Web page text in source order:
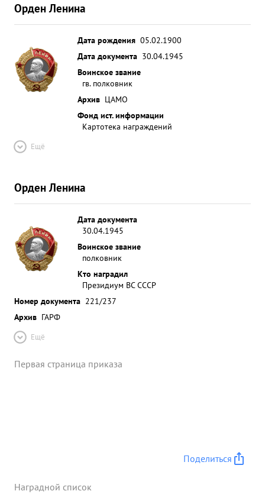
Орден Ленина
Дата рождения 05.02.1900
Дата документа 30.04.1945
Воинское звание
гв. полковник
Архив ЦАМО
Фонд ист. информации
Картотека награждений
Ещё
Орден Ленина
Дата документа
30.04.1945
Воинское звание
полковник
Кто наградил
Президиум ВС СССР
Номер документа 221/237
Архив ГАРФ
Ещё
Первая страница приказа
Поделиться
Наградной список